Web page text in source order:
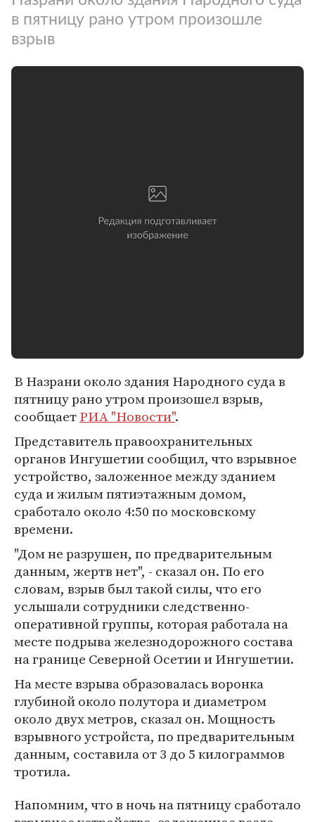
в пятницу рано утром произошле
взрыв
В Назрани около здания Народного суда в
пятницу рано утром произошел взрыв,
сообщаетРИА "Новости".
Представитель правоохранительных
органов Ингушетии сообщил, что взрывное
устройство, заложенное между зданием
суда и жилым пятиэтажным домом,
сработало около 4:50 по московскому
времени.
"Дом не разрушен, по предварительным
данным, жертв нет", - сказал он. По его
словам, взрыв был такой силы, что его
услышали сотрудники следственно-
оперативной группы, которая работала на
месте подрыва железнодорожного состава
на границе Северной Осетии и Ингушетии.
На месте взрыва образовалась воронка
глубиной около полутора и диаметром
около двух метров, сказал он. Мощность
взрывного устройста, по предварительным
данным, составила от 3 до 5 килограммов
тротила.
Напомним, что в ночь на пятницу сработало